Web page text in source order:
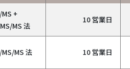
MS +
MS 法
10 営業日
MS/MS 法 10 営業日